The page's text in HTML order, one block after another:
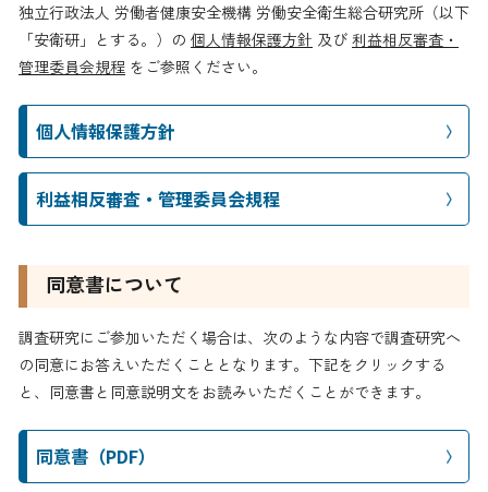
独立行政法人 労働者健康安全機構 労働安全衛生総合研究所（以下
「安衛研」とする。）の 個人情報保護方針 及び 利益相反審査・
管理委員会規程 をご参照ください。
個人情報保護方針
利益相反審査・管理委員会規程
同意書について
調査研究にご参加いただく場合は、次のような内容で調査研究へ
の同意にお答えいただくこととなります。 下記をクリックする
と、同意書と同意説明文をお読みいただくことができます。
同意書（PDF）